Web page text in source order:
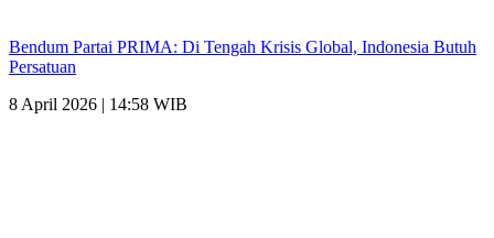
Bendum Partai PRIMA: Di Tengah Krisis Global, Indonesia Butuh
Persatuan
8 April 2026 | 14:58 WIB